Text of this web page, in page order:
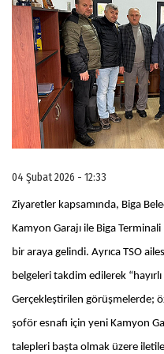
04 Şubat 2026 - 12:33
Ziyaretler kapsamında, Biga
Kamyon Garajı ile Biga
bir araya gelindi. Ayrıca TSO
belgeleri takdim edilerek
Gerçekleştirilen görüşmelerde;
şoför esnafı için yeni Kamyon
talepleri başta olmak üzere